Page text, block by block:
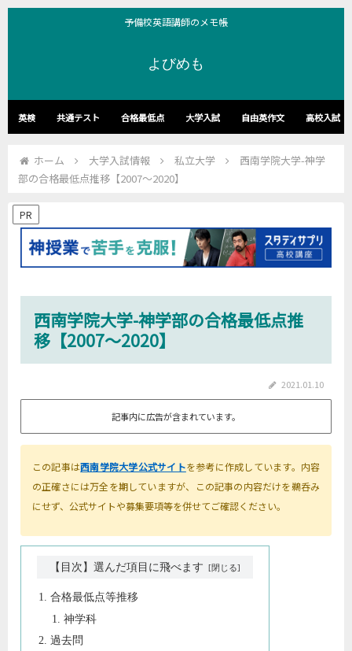
予備校英語講師のメモ帳
よびめも
英検 共通テスト 合格最低点 大学入試 自由英作文 高校入試
ホーム 大学入試情報 私立大学
西南学院大学-神学
部の合格最低点推移【2007～2020】
PR
西南学院大学-神学部の合格最低点推
移【2007～2020】
2021.01.10
記事内に広告が含まれています。
この記事は西南学院大学公式サイトを参考に作成しています。内容
の正確さには万全を期していますが、この記事の内容だけを鵜呑み
にせず、公式サイトや募集要項等を併せてご確認ください。
【目次】選んだ項目に飛べます
合格最低点等推移
神学科
過去問